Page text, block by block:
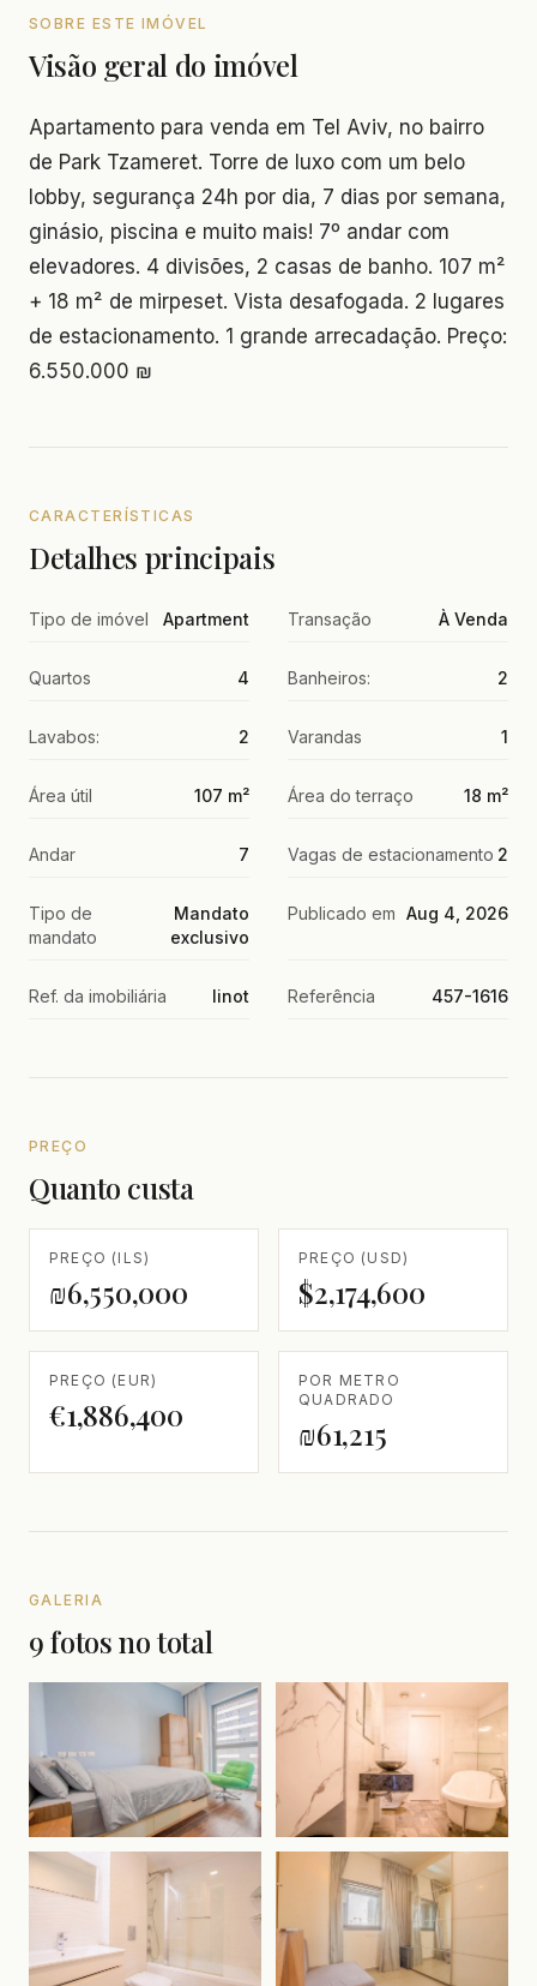
SOBRE ESTE IMÓVEL
Visão geral do imóvel
Apartamento para venda em Tel Aviv, no bairro
de Park Tzameret. Torre de luxo com um belo
lobby, segurança 24h por dia, 7 dias por semana,
ginásio, piscina e muito mais! 7º andar com
elevadores. 4 divisões, 2 casas de banho. 107 m²
+ 18 m² de mirpeset. Vista desafogada. 2 lugares
de estacionamento. 1 grande arrecadação. Preço:
6.550.000 ₪
CARACTERÍSTICAS
Detalhes principais
Tipo de imóvel Apartment Transação À Venda
Quartos 4 Banheiros: 2
Lavabos: 2 Varandas 1
Área útil 107 m² Área do terraço 18 m²
Andar 7 Vagas de estacionamento 2
Tipo de
mandato
Mandato
exclusivo
Publicado em Aug 4, 2026
Ref. da imobiliária linot Referência 457-1616
PREÇO
Quanto custa
PREÇO (ILS)
₪6,550,000
PREÇO (USD)
$2,174,600
PREÇO (EUR)
€1,886,400
POR METRO
QUADRADO
₪61,215
GALERIA
9 fotos no total